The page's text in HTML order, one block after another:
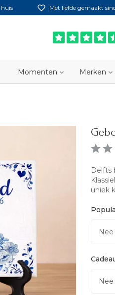
Met liefde gemaakt
Momenten Merken
Delfts
uniek